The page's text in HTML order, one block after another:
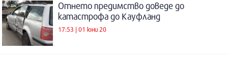
Отнето предимство доведе до
катастрофа до Кауфланд
17:53 | 01 юни 20